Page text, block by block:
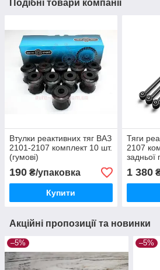
Подібні товари компанії
Втулки реактивних тяг ВАЗ
2101-2107 комплект 10 шт.
(гумові)
190 ₴/упаковка
Купити
Тяги
2107
задньої
1 380
Акційні пропозиції та новинки
–5% –5%